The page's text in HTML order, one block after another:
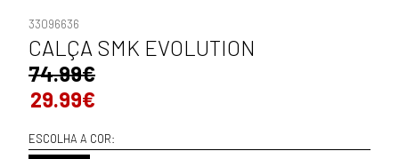
33096636
CALÇA SMK EVOLUTION
74.99€
29.99€
ESCOLHA A COR: